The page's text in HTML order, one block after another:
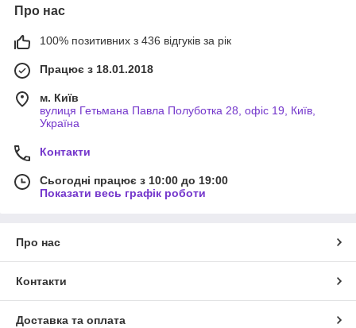
Про нас
100% позитивних з 436 відгуків за рік
Працює з 18.01.2018
м. Київ
вулиця Гетьмана Павла Полуботка 28, офіс 19, Київ,
Україна
Контакти
Сьогодні працює з 10:00 до 19:00
Показати весь графік роботи
Про нас
Контакти
Доставка та оплата